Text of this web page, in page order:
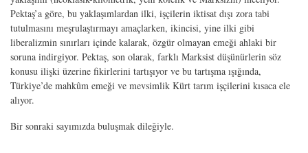
Pektaş’a göre, bu yaklaşımlardan ilki, işçilerin iktisat dışı zora tabi
tutulmasını meşrulaştırmayı amaçlarken, ikincisi, yine ilki gibi
liberalizmin sınırları içinde kalarak, özgür olmayan emeği ahlaki bir
soruna indirgiyor. Pektaş, son olarak, farklı Marksist düşünürlerin söz
konusu ilişki üzerine fikirlerini tartışıyor ve bu tartışma ışığında,
Türkiye’de mahkûm emeği ve mevsimlik Kürt tarım işçilerini kısaca ele
alıyor.
Bir sonraki sayımızda buluşmak dileğiyle.